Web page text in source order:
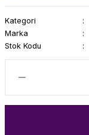
Kategori
Marka
Stok Kodu